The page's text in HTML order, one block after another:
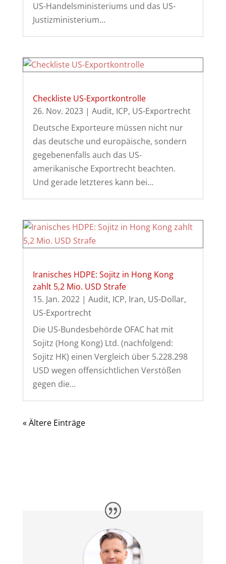
US-Handelsministeriums und das US-
Justizministerium...
Checkliste US-Exportkontrolle
26. Nov. 2023| Audit, ICP, US-Exportrecht
Deutsche Exporteure müssen nicht nur
das deutsche und europäische, sondern
gegebenenfalls auch das US-
amerikanische Exportrecht beachten.
Und gerade letzteres kann bei...
Iranisches HDPE: Sojitz in Hong Kong
zahlt 5,2 Mio. USD Strafe
15. Jan. 2022| Audit, ICP, Iran, US-Dollar,
US-Exportrecht
Die US-Bundesbehörde OFAC hat mit
Sojitz (Hong Kong) Ltd. (nachfolgend:
Sojitz HK) einen Vergleich über 5.228.298
USD wegen offensichtlichen Verstößen
gegen die...
« Ältere Einträge